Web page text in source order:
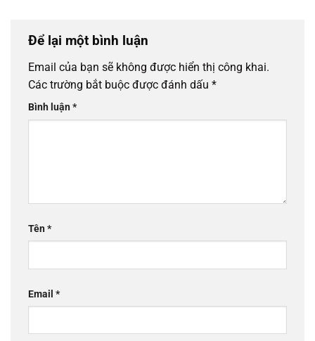
Để lại một bình luận
Email của bạn sẽ không được hiển thị công khai.
Các trường bắt buộc được đánh dấu *
Bình luận*
Tên*
Email *